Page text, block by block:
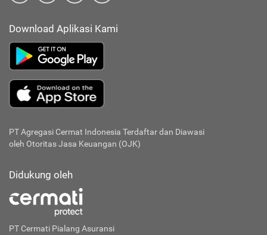
Download Aplikasi Kami
PT Agregasi Cermat Indonesia Terdaftar dan Diawasi
oleh Otoritas Jasa Keuangan (OJK)
Didukung oleh
PT Cermati Pialang Asuransi